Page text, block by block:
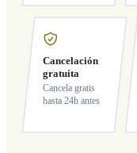
Cancelación
gratuita
Cancela gratis
hasta 24h antes